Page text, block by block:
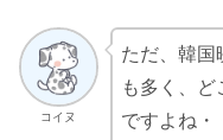
コイヌ
ただ、韓国
も多く、
ですよね・